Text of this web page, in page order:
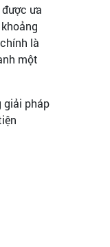
ưa
là
một
giải pháp